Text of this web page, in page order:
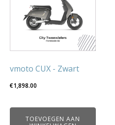
vmoto CUX - Zwart
€1,898.00
TOEVOEGEN AAN